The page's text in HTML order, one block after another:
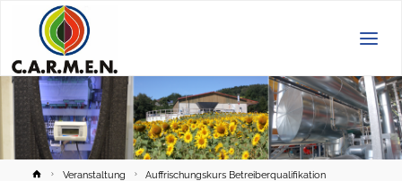
HomeVeranstaltung Auffrischungskurs Betreiberqualifikation